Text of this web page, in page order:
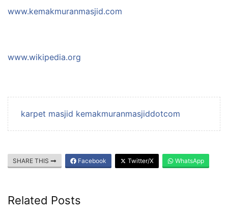
www.kemakmuranmasjid.com
www.wikipedia.org
karpet masjid kemakmuranmasjiddotcom
SHARE THIS Facebook Twitter/X WhatsApp
Related Posts